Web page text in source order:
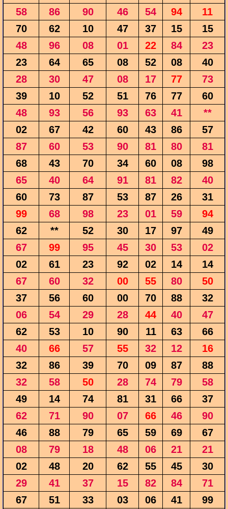
58
86 90 46 54 94
11
70
62 10 47 37 15
15
48
96 08 01 22 84
23
23
64 65 08 52 08
40
28
30 47 08 17 77
73
39
10 52 51 76 77
60
48
93 56 93 63 41
**
02
67 42 60 43 86
57
87
60 53 90 81 80
81
68
43 70 34 60 08
98
65
40 64 91 81 82
40
60
73 87 53 87 26
31
99
68 98 23 01 59
94
62
** 52 30 17 97
49
67
99 95 45 30 53
02
02
61 23 92 02 14
14
67
60 32 00 55 80
50
37
56 60 00 70 88
32
06
54 29 28 44 40
47
62
53 10 90 11 63
66
40
66 57 55 32 12
16
32
86 39 70 09 87
88
32
58 50 28 74 79
58
49
14 74 81 31 66
37
62
71 90 07 66 46
90
46
88 79 65 59 69
67
08
79 18 48 06 21
21
02
48 20 62 55 45
30
29
41 37 15 82 84
71
67
51 33 03 06 41
99